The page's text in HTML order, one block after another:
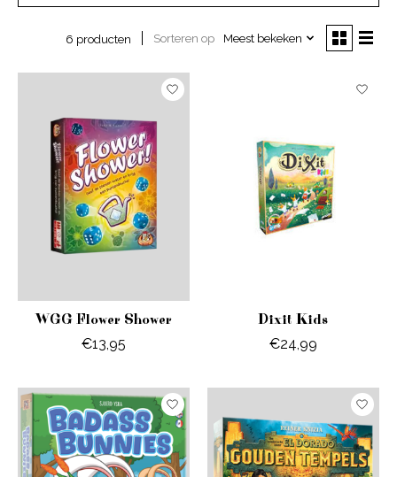
6 producten Sorteren op Meest bekeken
WGG Flower Shower
€13,95
Dixit Kids
€24,99